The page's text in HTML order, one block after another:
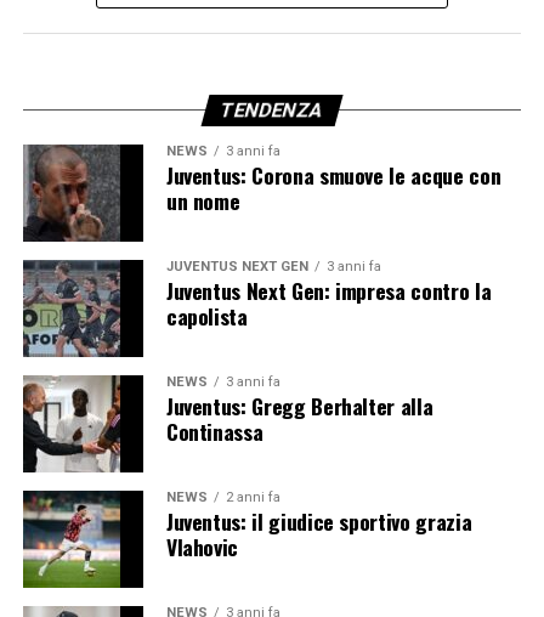
TENDENZA
NEWS 3 anni fa
Juventus: Corona smuove le acque con
un nome
JUVENTUS NEXT GEN 3 anni fa
Juventus Next Gen: impresa contro la
capolista
NEWS 3 anni fa
Juventus: Gregg Berhalter alla
Continassa
NEWS 2 anni fa
Juventus: il giudice sportivo grazia
Vlahovic
NEWS 3 anni fa